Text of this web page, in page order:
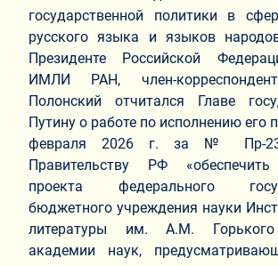
государственной политики в
русского языка и языков
Президенте Российской
ИМЛИ РАН, член-
Полонский отчитался Главе
Путину о работе по исполнению его
февраля 2026 г. за № Пр-
Правительству РФ
проекта федерального
бюджетного учреждения науки
литературы им. А.М. Горького
академии наук,